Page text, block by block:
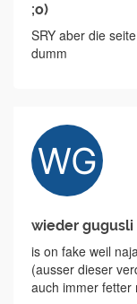
;o)
SRY aber die
dumm
wieder gugusli
is on fake weil
(ausser dieser
auch immer fetter